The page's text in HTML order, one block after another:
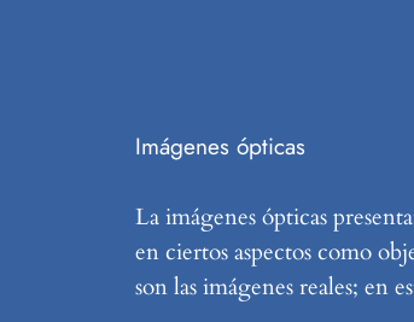
Imágenes ópticas
La imágenes ópticas
en ciertos aspectos como
son las imágenes reales; en